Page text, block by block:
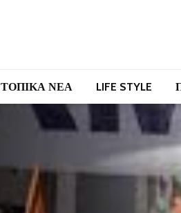
ΤΟΠΙΚΑ ΝΕΑ LIFE STYLE